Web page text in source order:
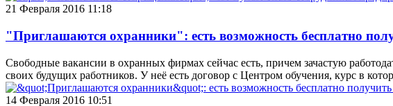
21 Февраля 2016 11:18
"Приглашаются охранники": есть возможность бесплатно
Свободные вакансии в охранных фирмах сейчас есть, причем зачастую
своих будущих работников. У неё есть договор с Центром обучения, курс в
14 Февраля 2016 10:51